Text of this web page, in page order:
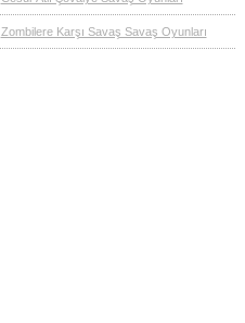
Zombilere Karşı Savaş Savaş Oyunları